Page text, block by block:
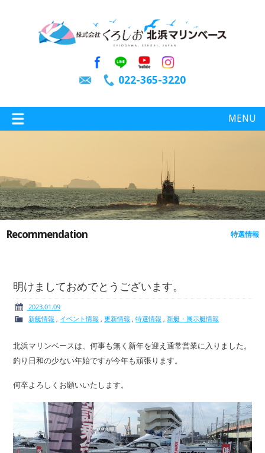
022-365-3220
MENU
特選情報 釣り情報
ボート免許 レンタルボート
サービス案内
Recommendation 特選情報
明けましておめでとうございます。
2023.01.09
新艇情報
イベント情報 ,更新情報 ,特選情報 新艇・展示艇情報
北浜マリンベースは、何事も無く新年を迎え通常営業に入りました。
釣り日和の少ない年始ですが今年も頑張ります。
何卒よろしくお願いいたします。